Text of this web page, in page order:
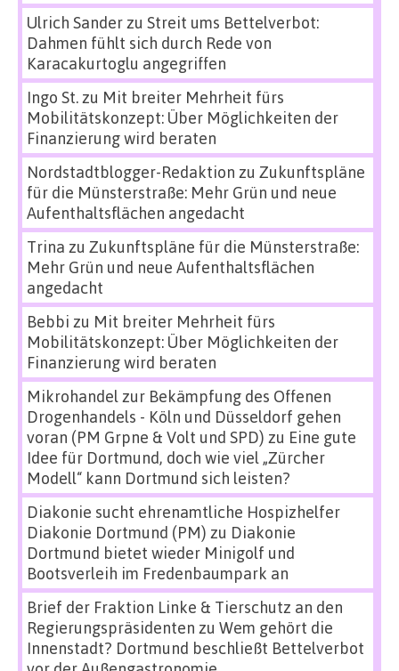
Ulrich Sanderzu Streit ums Bettelverbot:
Dahmen fühlt sich durch Rede von
Karacakurtoglu angegriffen
Ingo St.zu Mit breiter Mehrheit fürs
Mobilitätskonzept: Über Möglichkeiten der
Finanzierung wird beraten
Nordstadtblogger-Redaktion zu Zukunftspläne
für die Münsterstraße: Mehr Grün und neue
Aufenthaltsflächen angedacht
Trina zu Zukunftspläne für die Münsterstraße:
Mehr Grün und neue Aufenthaltsflächen
angedacht
Bebbi zu Mit breiter Mehrheit fürs
Mobilitätskonzept: Über Möglichkeiten der
Finanzierung wird beraten
Mikrohandel zur Bekämpfung des Offenen
Drogenhandels - Köln und Düsseldorf gehen
voran (PM Grpne & Volt und SPD) zu Eine gute
Idee für Dortmund, doch wie viel „Zürcher
Modell“ kann Dortmund sich leisten?
Diakonie sucht ehrenamtliche Hospizhelfer
Diakonie Dortmund (PM) zu Diakonie
Dortmund bietet wieder Minigolf und
Bootsverleih im Fredenbaumpark an
Brief der Fraktion Linke & Tierschutz an den
Regierungspräsidenten zu Wem gehört die
Innenstadt? Dortmund beschließt Bettelverbot